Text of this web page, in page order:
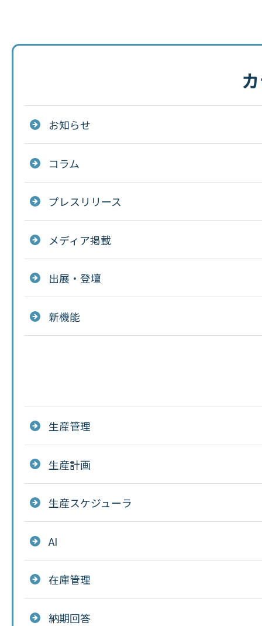
お知らせ
コラム
プレスリリース
メディア掲載
出展・登壇
新機能
生産管理
生産計画
生産スケジューラ
AI
在庫管理
納期回答